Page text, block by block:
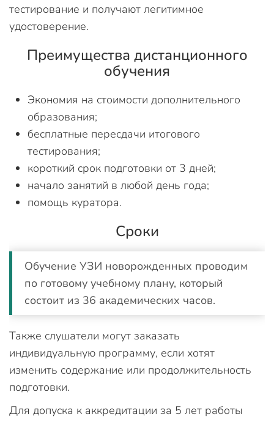
тестирование и получают легитимное
удостоверение.
Преимущества дистанционного
обучения
Экономия на стоимости дополнительного
образования;
бесплатные пересдачи итогового
тестирования;
короткий срок подготовки от 3 дней;
начало занятий в любой день года;
помощь куратора.
Сроки
Обучение УЗИ новорожденных проводим
по готовому учебному плану, который
состоит из 36 академических часов.
Также слушатели могут заказать
индивидуальную программу, если хотят
изменить содержание или продолжительность
подготовки.
Для допуска к аккредитации за 5 лет работы